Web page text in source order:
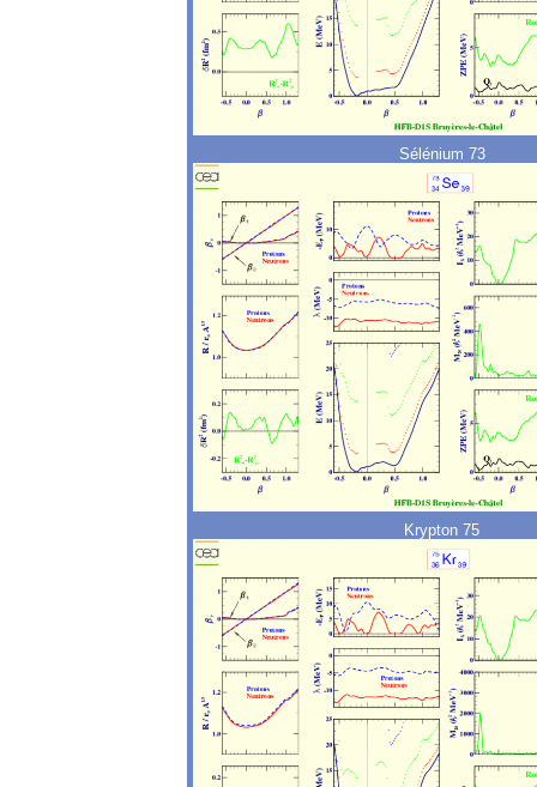
Sélénium 73
Krypton 75